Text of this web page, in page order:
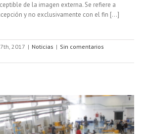
de la imagen externa. Se refiere a
y no exclusivamente con el fin […]
2017 | Noticias | Sin comentarios